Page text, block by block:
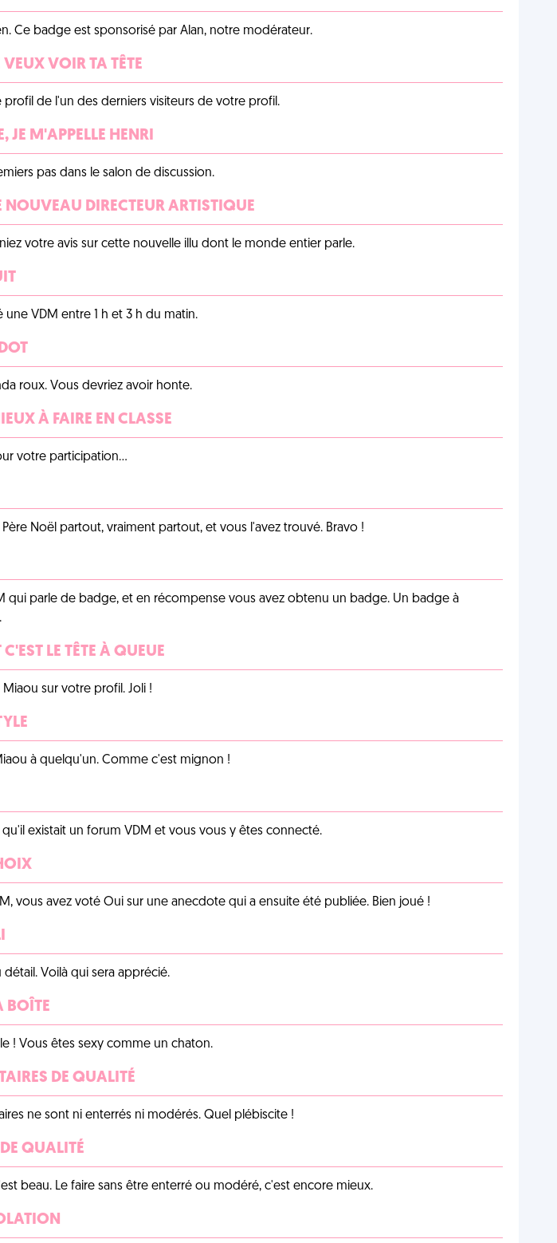
Ce badge est sponsorisé par Alan, notre modérateur.
VOIR TA TÊTE
profil de l'un des derniers visiteurs de votre profil.
JE M'APPELLE HENRI
pas dans le salon de discussion.
NOUVEAU DIRECTEUR ARTISTIQUE
votre avis sur cette nouvelle illu dont le monde entier parle.
VDM entre 1 h et 3 h du matin.
roux. Vous devriez avoir honte.
À FAIRE EN CLASSE
votre participation…
Noël partout, vraiment partout, et vous l'avez trouvé. Bravo !
qui parle de badge, et en récompense vous avez obtenu un badge. Un badge à
LE TÊTE À QUEUE
sur votre profil. Joli !
à quelqu'un. Comme c'est mignon !
existait un forum VDM et vous vous y êtes connecté.
vous avez voté Oui sur une anecdote qui a ensuite été publiée. Bien joué !
Voilà qui sera apprécié.
BOÎTE
! Vous êtes sexy comme un chaton.
DE QUALITÉ
ne sont ni enterrés ni modérés. Quel plébiscite !
QUALITÉ
beau. Le faire sans être enterré ou modéré, c'est encore mieux.